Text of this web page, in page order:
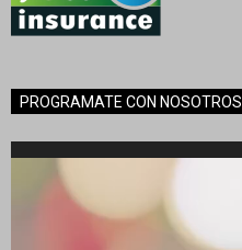
PROGRAMATE CON NOSOTROS
Reproductor